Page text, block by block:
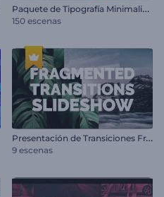
P
aquete de Tipografía Minimalista
150 escenas
P
resentación de Transiciones Fragmentadas
9 escenas